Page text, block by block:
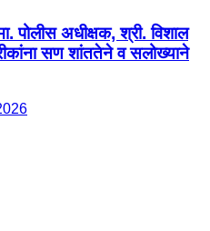
पोलीस अधीक्षक, श्री. विशाल
सण शांततेने व सलोख्याने